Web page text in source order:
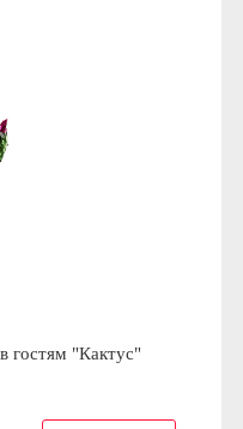
гостям "Кактус"